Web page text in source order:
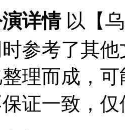
备。会场也
应是仮設：
详情以【乌
参考了其他
理而成，
证一致，